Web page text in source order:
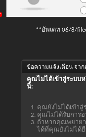
**อัพเดท 06/8/
ข้อความแจ้งเตือน จาก
คุณไม่ได้เข้าสู่ระบบ
นี้:
คุณยังไม่ได้เข้าสู่
คุณไม่ได้รับการ
ถ้าหากคุณพยายา
ได้ที่คุณยังไม่ได้ยื